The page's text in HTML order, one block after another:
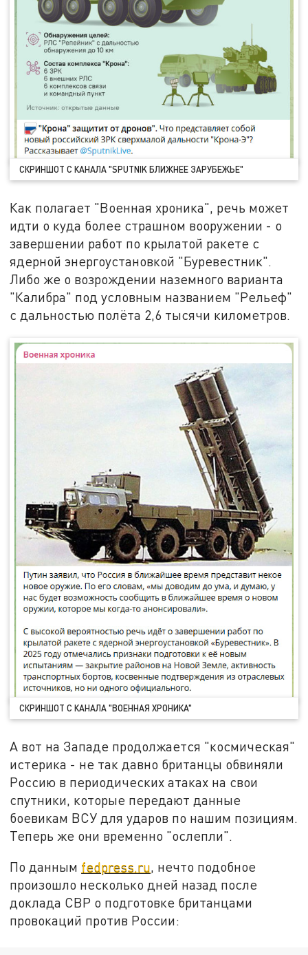
СКРИНШОТ С КАНАЛА "SPUTNIK БЛИЖНЕЕ ЗАРУБЕЖЬЕ"
Как полагает "Военная хроника", речь может
идти о куда более страшном вооружении - о
завершении работ по крылатой ракете с
ядерной энергоустановкой "Буревестник".
Либо же о возрождении наземного варианта
"Калибра" под условным названием "Рельеф"
с дальностью полёта 2,6 тысячи километров.
СКРИНШОТ С КАНАЛА "ВОЕННАЯ ХРОНИКА"
А вот на Западе продолжается "космическая"
истерика - не так давно британцы обвиняли
Россию в периодических атаках на свои
спутники, которые передают данные
боевикам ВСУ для ударов по нашим позициям.
Теперь же они временно "ослепли".
По данным fedpress.ru, нечто подобное
произошло несколько дней назад после
доклада СВР о подготовке британцами
провокаций против России: